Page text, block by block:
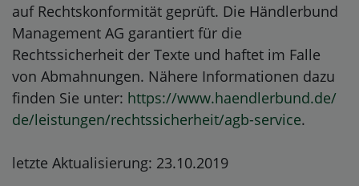
auf Rechtskonformität geprüft. Die Händlerbund
Management AG garantiert für die
Rechtssicherheit der Texte und haftet im Falle
von Abmahnungen. Nähere Informationen dazu
finden Sie unter: https://www.haendlerbund.de/
de/leistungen/rechtssicherheit/agb-service.
letzte Aktualisierung: 23.10.2019